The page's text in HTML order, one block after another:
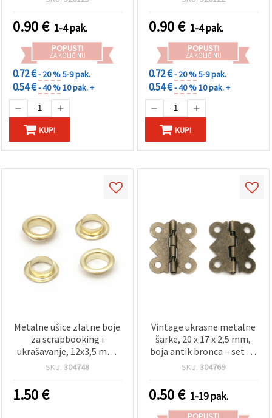
0.90€ 1-4 pak.
POPUSTI
ZA KOLIČINU
0.72 €- 20 %5-9 pak.
0.54 €- 40 %10 pak. +
KUPI
0.90€ 1-4 pak.
POPUSTI
ZA KOLIČINU
0.72 €- 20 %5-9 pak.
0.54 €- 40 %10 pak. +
KUPI
Metalne ušice zlatne boje
za scrapbooking i
ukrašavanje, 12x3,5 mm,
otvor: 8 mm – pakiranje
SKU: 304748
1.50€
Vintage ukrasne metalne
šarke, 20 x 17 x 2,5 mm,
boja antik bronca – set od
10 komada za hobi i DIY
SKU: 304769
0.50€ 1-19 pak.